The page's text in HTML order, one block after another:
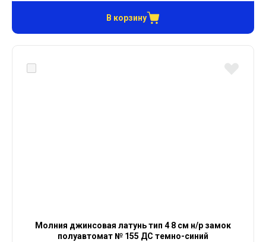
В корзину
Молния джинсовая латунь тип 4 8 см н/р замок
полуавтомат № 155 ДС темно-синий